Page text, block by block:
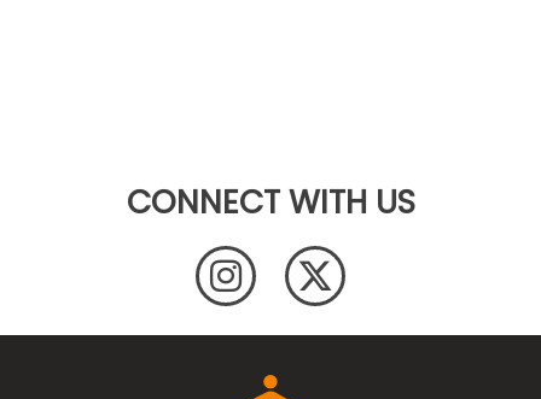
CONNECT WITH US